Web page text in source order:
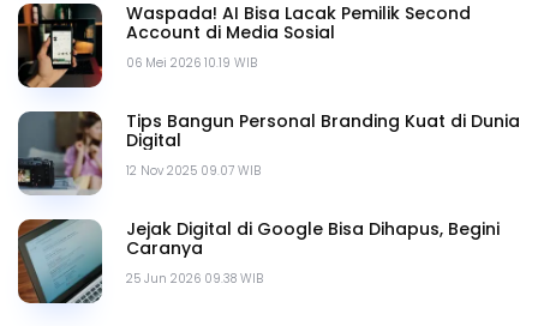
06 Mei 2026 10.19 WIB
Waspada! AI Bisa Lacak Pemilik Second
Account di Media Sosial
12 Nov 2025 09.07 WIB
Tips Bangun Personal Branding Kuat di Dunia
Digital
25 Jun 2026 09.38 WIB
Jejak Digital di Google Bisa Dihapus, Begini
Caranya